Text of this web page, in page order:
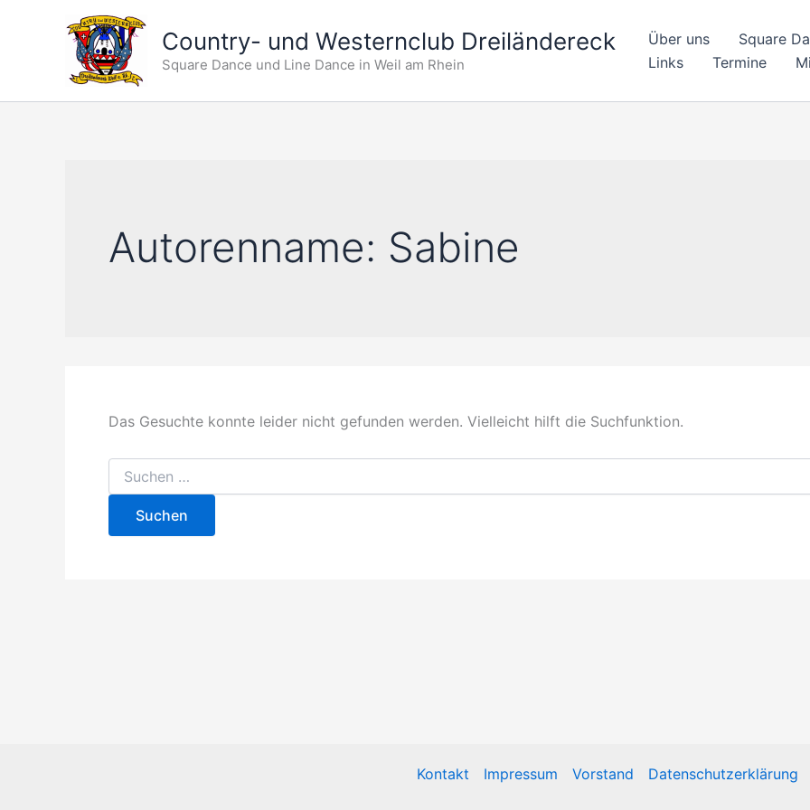
Country- und Westernclub Dreiländereck
Square Dance und Line Dance in Weil am Rhein
Über uns Square
Links
Termine
Autorenname: Sabine
Das Gesuchte konnte leider nicht gefunden werden. Vielleicht hilft die Suchfunktion.
Suchen
nach:
Kontakt Impressum Vorstand Datenschutzerklärung